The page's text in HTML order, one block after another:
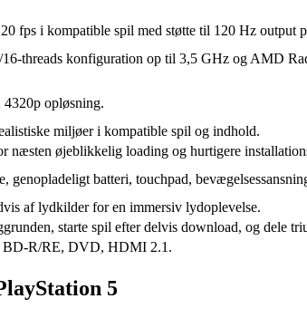
fps i kompatible spil med støtte til 120 Hz output
threads konfiguration op til 3,5 GHz og AMD
opløsning.
miljøer i kompatible spil og indhold.
næsten øjeblikkelig loading og hurtigere
genopladeligt batteri, touchpad,
af lydkilder for en immersiv lydoplevelse.
starte spil efter delvis download, og dele
BD-R/RE, DVD, HDMI 2.1.
5